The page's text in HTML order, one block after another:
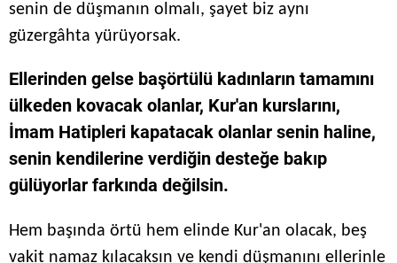
senin de düşmanın olmalı, şayet biz aynı
güzergâhta yürüyorsak.
Ellerinden gelse başörtülü kadınların tamamını
ülkeden kovacak olanlar, Kur'an kurslarını,
İmam Hatipleri kapatacak olanlar senin haline,
senin kendilerine verdiğin desteğe bakıp
gülüyorlar farkında değilsin.
Hem başında örtü hem elinde Kur'an olacak, beş
vakit namaz kılacaksın ve kendi düşmanını ellerinle